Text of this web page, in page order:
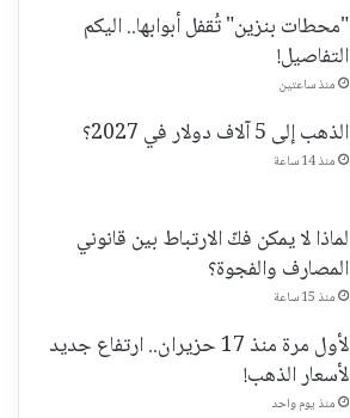
"محطات بنزين" تُقفل أبوابها.. اليكم
التفاصيل!
منذ ساعتين
الذهب إلى 5 آلاف دولار في 2027؟
منذ 14 ساعة
لماذا لا يمكن فكّ الارتباط بين قانوني
المصارف والفجوة؟
منذ 15 ساعة
لأول مرة منذ 17 حزيران.. ارتفاع جديد
لأسعار الذهب!
منذ يوم واحد